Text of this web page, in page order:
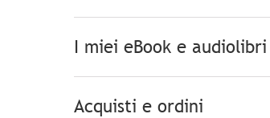
I miei eBook e audiolibri
Acquisti e ordini